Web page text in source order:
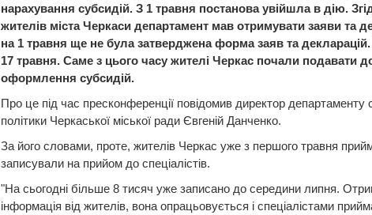
нарахування субсидій. З 1 травня постанова увійшла в дію.
жителів міста Черкаси департамент мав отримувати заяви та
на 1 травня ще не була затверджена форма заяв та декларацій.
17 травня. Саме з цього часу жителі Черкас почали подавати
оформлення субсидій.
Про це під час пресконференції повідомив директор департаменту
політики Черкаської міської ради Євгеній Данченко.
За його словами, проте, жителів Черкас уже з першого травня
записували на прийом до спеціалістів.
"На сьогодні більше 8 тисяч уже записано до середини липня.
інформація від жителів, вона опрацьовується і спеціалістами